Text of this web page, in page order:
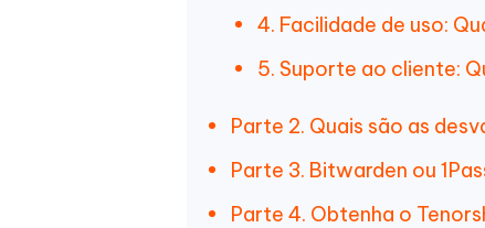
4. Facilidade de uso:
5. Suporte ao cliente:
Parte 2. Quais são as
Parte 3. Bitwarden ou
Parte 4. Obtenha o